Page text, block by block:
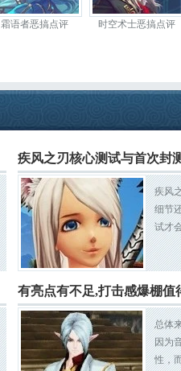
霜语者恶搞点评 时空术士恶搞点评
疾风之刃核心测试与首次封
疾风
细节
试才
有亮点有不足,打击感爆棚值
总体
因为
性，